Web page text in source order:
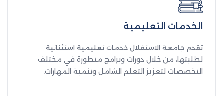
الخدمات التعليمية
تقدم جامعة الاستقلال خدمات تعليمية استثنائية
لطلبتها، من خلال دورات وبرامج متطورة في مختلف
التخصصات لتعزيز التعلم الشامل وتنمية المهارات.